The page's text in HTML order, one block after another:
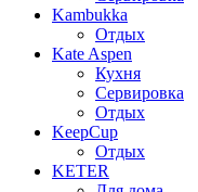
Kambukka
Отдых
Kate Aspen
Кухня
Сервировка
Отдых
KeepCup
Отдых
KETER